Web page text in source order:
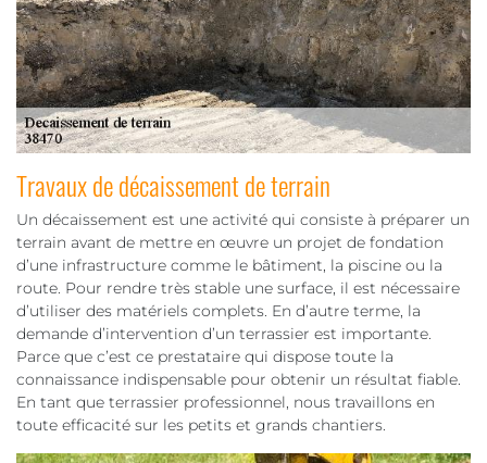
Travaux de décaissement de terrain
Un décaissement est une activité qui consiste à préparer un
terrain avant de mettre en œuvre un projet de fondation
d’une infrastructure comme le bâtiment, la piscine ou la
route. Pour rendre très stable une surface, il est nécessaire
d’utiliser des matériels complets. En d’autre terme, la
demande d’intervention d’un terrassier est importante.
Parce que c’est ce prestataire qui dispose toute la
connaissance indispensable pour obtenir un résultat fiable.
En tant que terrassier professionnel, nous travaillons en
toute efficacité sur les petits et grands chantiers.